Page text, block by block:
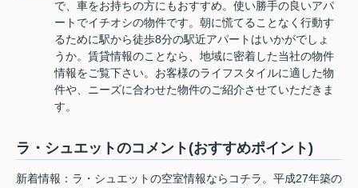
で、車をお持ちの方にもおすすめ。使い勝手の良いアパ
ートでイチオシの物件です。朝に慌てることなく行動す
るために駅から徒歩8分の駅近アパートはいかがでしょ
うか。賃貸情報のことなら、地域に密着した当社の物件
情報をご覧下さい。お客様のライフスタイルに適した物
件や、ニーズに合わせた物件のご紹介させていただきま
す。
ラ・シュエットのコメント(おすすめポイント)
新着情報：ラ・シュエットの空室情報ならコチラ。平成27年築の